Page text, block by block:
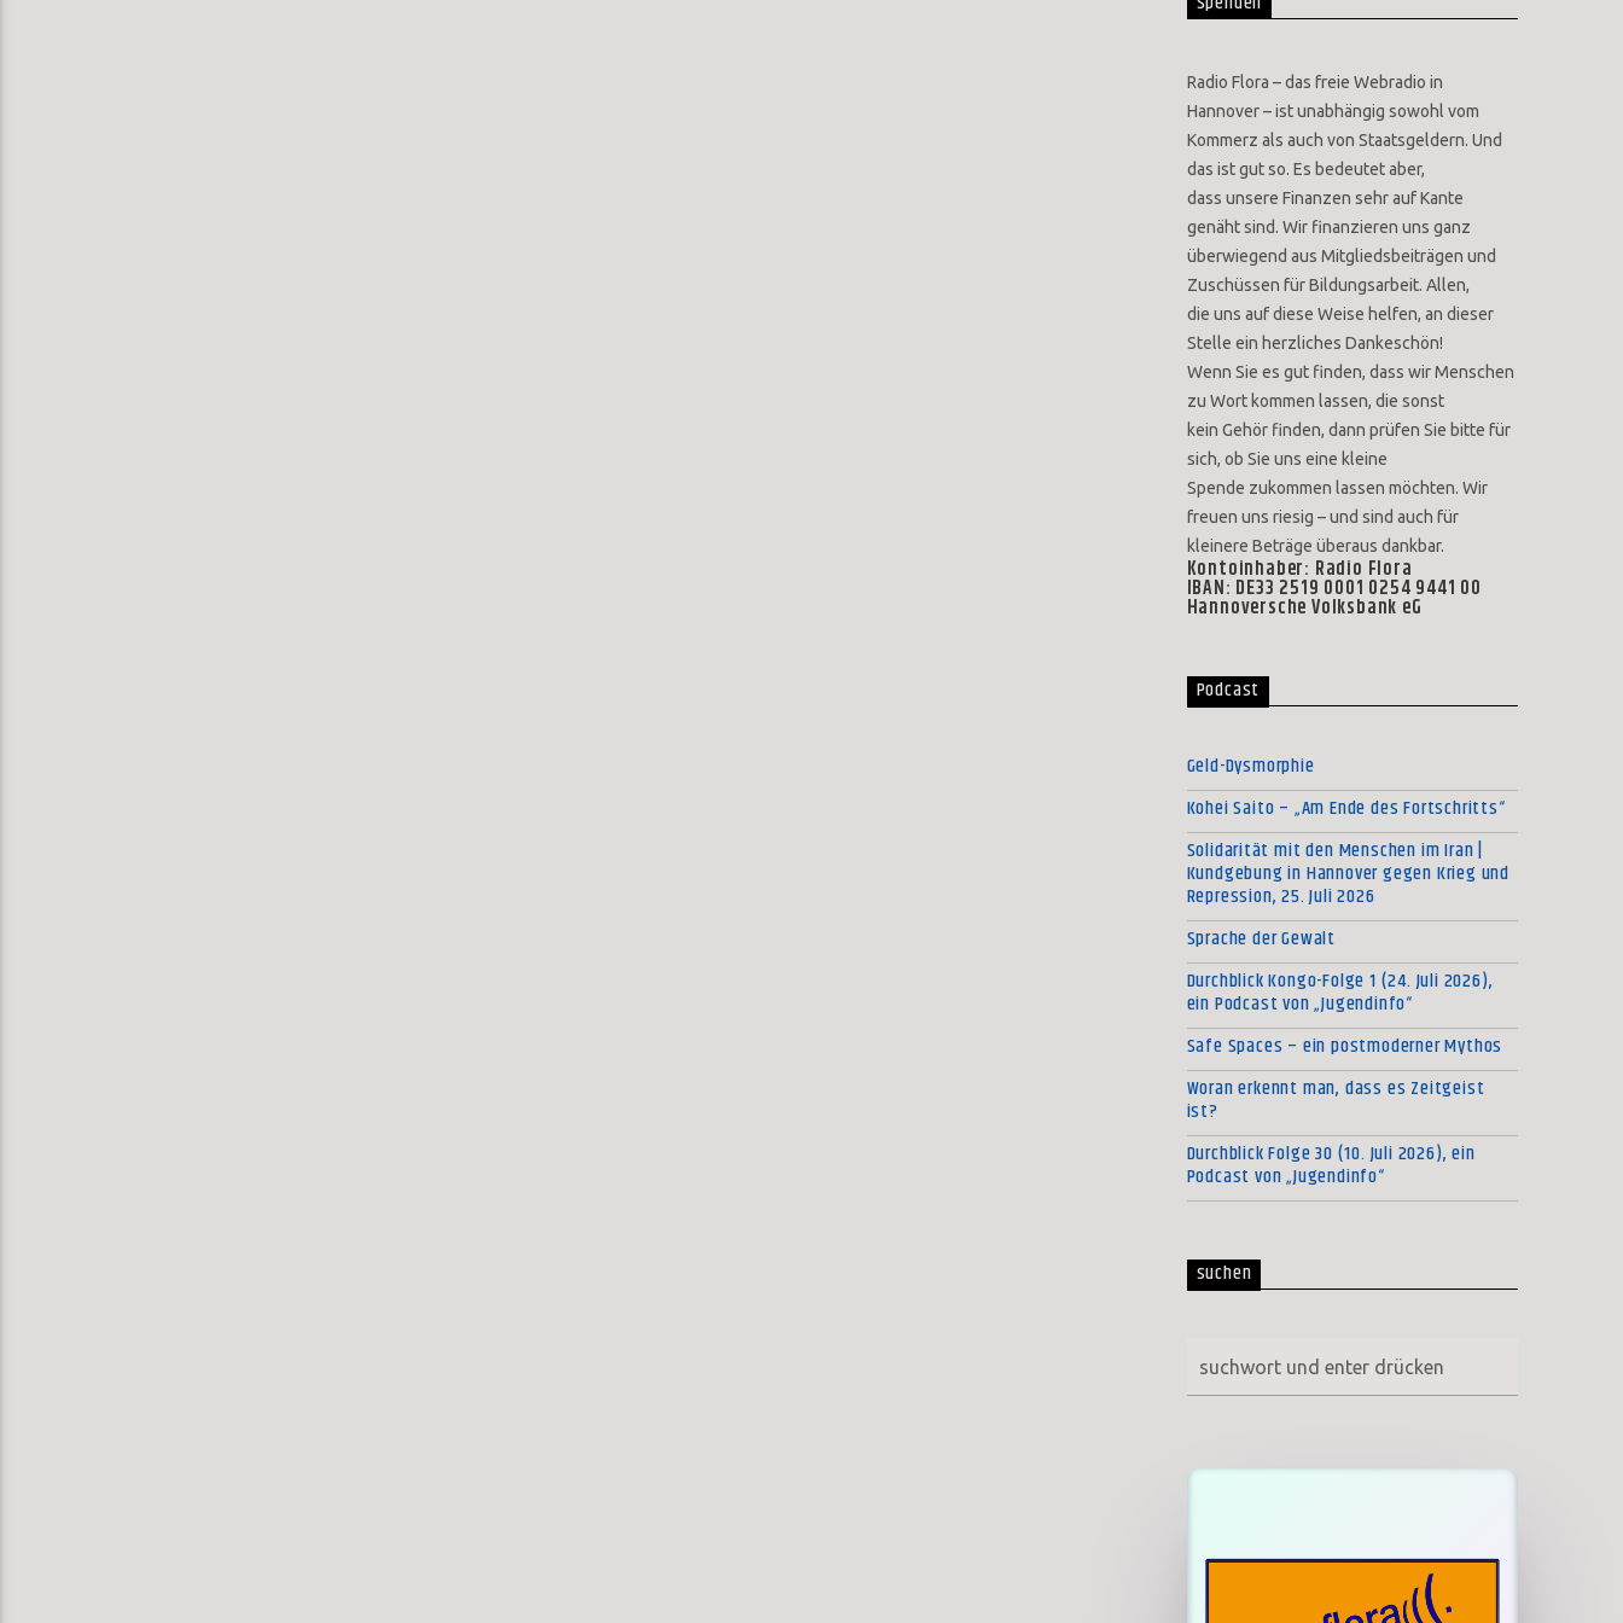
Radio Flora – das freie Webradio in
Hannover – ist unabhängig sowohl vom
Kommerz als auch von Staatsgeldern. Und
das ist gut so. Es bedeutet aber,
dass unsere Finanzen sehr auf Kante
genäht sind. Wir finanzieren uns ganz
überwiegend aus Mitgliedsbeiträgen und
Zuschüssen für Bildungsarbeit. Allen,
die uns auf diese Weise helfen, an dieser
Stelle ein herzliches Dankeschön!
Wenn Sie es gut finden, dass wir Menschen
zu Wort kommen lassen, die sonst
kein Gehör finden, dann prüfen Sie bitte für
sich, ob Sie uns eine kleine
Spende zukommen lassen möchten. Wir
freuen uns riesig – und sind auch für
kleinere Beträge überaus dankbar.
Kontoinhaber: Radio Flora
IBAN: DE33 2519 0001 0254 9441 00
Hannoversche Volksbank eG
Podcast
Geld-Dysmorphie
Kohei Saito – „Am Ende des Fortschritts“
Solidarität mit den Menschen im Iran |
Kundgebung in Hannover gegen Krieg und
Repression, 25. Juli 2026
Sprache der Gewalt
Durchblick Kongo-Folge 1 (24. Juli 2026),
ein Podcast von „Jugendinfo“
Safe Spaces – ein postmoderner Mythos
Woran erkennt man, dass es Zeitgeist
ist?
Durchblick Folge 30 (10. Juli 2026), ein
Podcast von „Jugendinfo“
suchen